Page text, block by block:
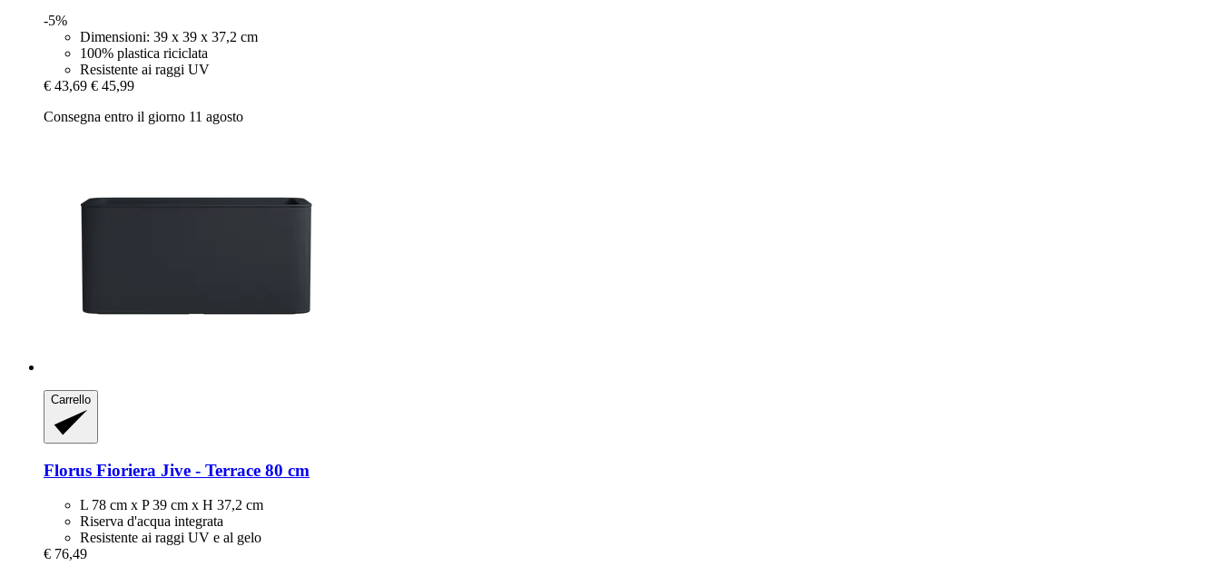
-5%
Dimensioni: 39 x 39 x 37,2 cm
100% plastica riciclata
Resistente ai raggi UV
€ 43,69 € 45,99
Consegna entro il giorno 11 agosto
Carrello
Florus Fioriera Jive -​ Terrace 80 cm
L 78 cm x P 39 cm x H 37,2 cm
Riserva d'acqua integrata
Resistente ai raggi UV e al gelo
€ 76,49